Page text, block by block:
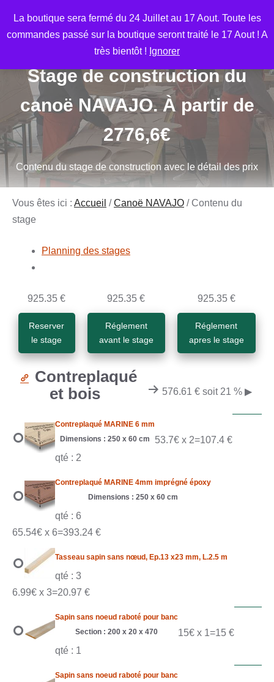
La boutique sera fermé du 24 Juillet au 17 Aout. Toute les
commandes passé sur la boutique seront traité le 17 Aout ! A
très bientôt ! Ignorer
contenu
Stage de construction du
canoë NAVAJO. À partir de
2776,6€
Contenu du stage de construction avec le détail des prix
Vous êtes ici : Accueil /Canoë NAVAJO / Contenu du
stage
Planning des stages
925.35 €
Reserver
le stage
925.35 €
Réglement
avant le stage
925.35 €
Réglement
apres le stage
Contreplaqué
et bois
576.61 € soit 21 % ▶
Contreplaqué MARINE 6 mm
Dimensions : 250 x 60 cm
qté : 2
53.7€ x 2=107.4 €
Contreplaqué MARINE 4mm imprégné époxy
Dimensions : 250 x 60 cm
qté : 6
65.54€ x 6=393.24 €
Tasseau sapin sans nœud, Ep.13 x23 mm, L.2.5 m
qté : 3
6.99€ x 3=20.97 €
Sapin sans noeud raboté pour banc
Section : 200 x 20 x 470
qté : 1
15€ x 1=15 €
Sapin sans noeud raboté pour banc